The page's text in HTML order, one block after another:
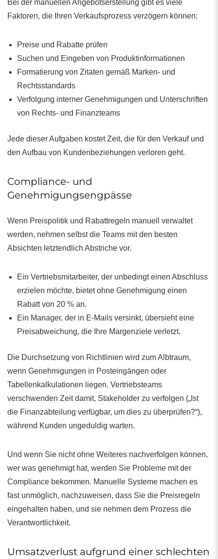
Bei der manuellen Angebotserstellung gibt es viele
Faktoren, die Ihren Verkaufsprozess verzögern können:
Preise und Rabatte prüfen
Suchen und Eingeben von Produktinformationen
Formatierung von Zitaten gemäß Marken- und
Rechtsstandards
Verfolgung interner Genehmigungen und Unterschriften
von Rechts- und Finanzteams
Jede dieser Aufgaben kostet Zeit, die für den Verkauf und
den Aufbau von Kundenbeziehungen verloren geht.
Compliance- und
Genehmigungsengpässe
Wenn Preispolitik und Rabattregeln manuell verwaltet
werden, nehmen selbst die Teams mit den besten
Absichten letztendlich Abstriche vor.
Ein Vertriebsmitarbeiter, der unbedingt einen Abschluss
erzielen möchte, bietet ohne Genehmigung einen
Rabatt von 20 % an.
Ein Manager, der in E-Mails versinkt, übersieht eine
Preisabweichung, die Ihre Margenziele verletzt.
Die Durchsetzung von Richtlinien wird zum Albtraum,
wenn Genehmigungen in Posteingängen oder
Tabellenkalkulationen liegen. Vertriebsteams
verschwenden Zeit damit, Stakeholder zu verfolgen („Ist
die Finanzabteilung verfügbar, um dies zu überprüfen?“),
während Kunden ungeduldig warten.
Und wenn Sie nicht ohne Weiteres nachverfolgen können,
wer was genehmigt hat, werden Sie Probleme mit der
Compliance bekommen. Manuelle Systeme machen es
fast unmöglich, nachzuweisen, dass Sie die Preisregeln
eingehalten haben, und sie nehmen dem Prozess die
Verantwortlichkeit.
Umsatzverlust aufgrund einer schlechten